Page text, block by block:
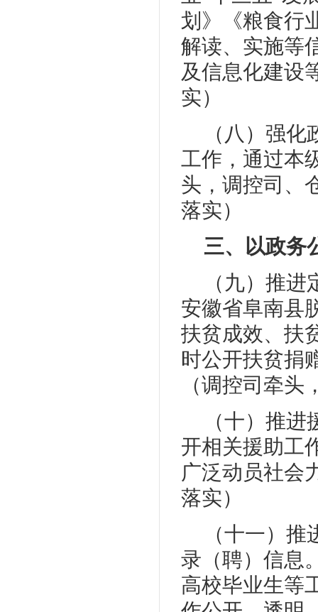
划》《粮食行
解读、实施等
及信息化建设
实）
（八）强
工作，通过本
头，调控司、
落实）
三、以政务
（九）推
安徽省阜南县
扶贫成效、扶
时公开扶贫捐
（调控司牵
（十）推
开相关援助工
广泛动员社会
落实）
（十一）
录（聘）信息
高校毕业生等